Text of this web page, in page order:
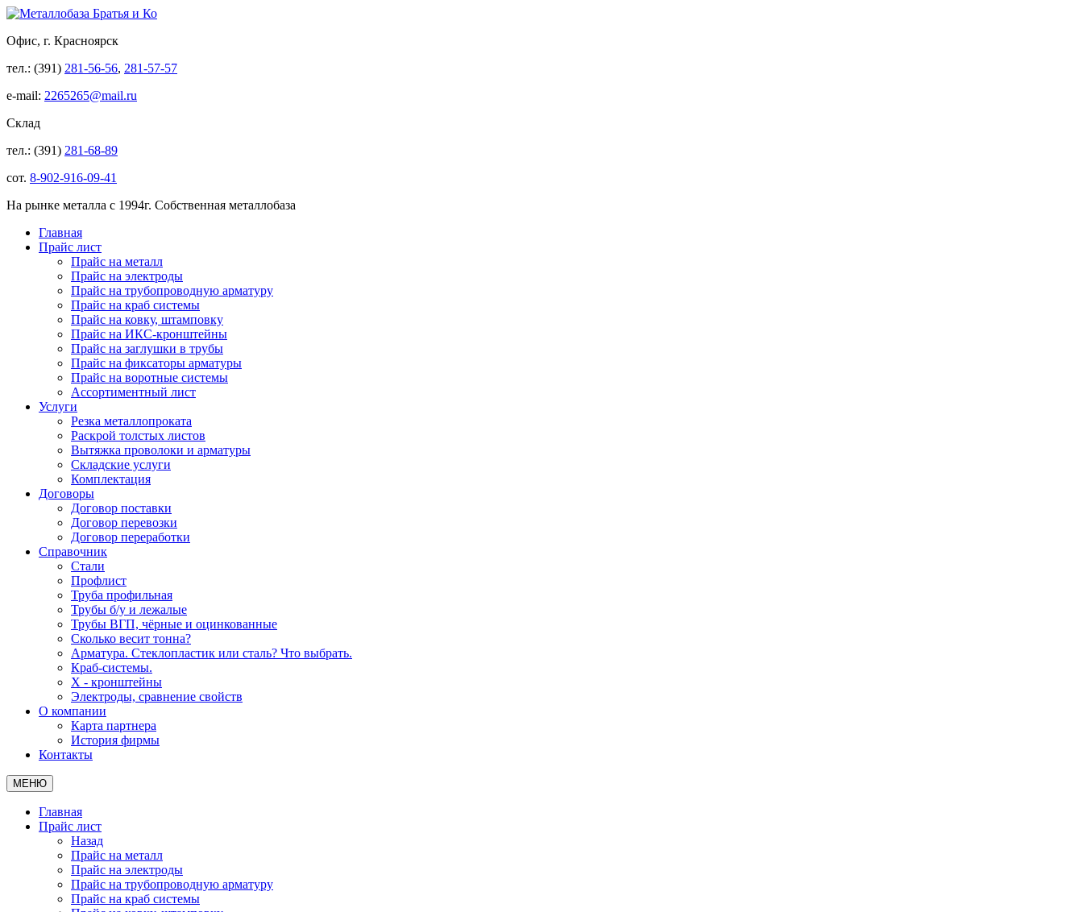
Офис, г. Красноярск
тел.: (391) 281-56-56, 281-57-57
e-mail: 2265265@mail.ru
Склад
тел.: (391) 281-68-89
сот. 8-902-916-09-41
На рынке металла с 1994г. Собственная металлобаза
Главная
Прайс лист
Прайс на металл
Прайс на электроды
Прайс на трубопроводную арматуру
Прайс на краб системы
Прайс на ковку, штамповку
Прайс на ИКС-кронштейны
Прайс на заглушки в трубы
Прайс на фиксаторы арматуры
Прайс на воротные системы
Ассортиментный лист
Услуги
Резка металлопроката
Раскрой толстых листов
Вытяжка проволоки и арматуры
Складские услуги
Комплектация
Договоры
Договор поставки
Договор перевозки
Договор переработки
Справочник
Стали
Профлист
Труба профильная
Трубы б/у и лежалые
Трубы ВГП, чёрные и оцинкованные
Сколько весит тонна?
Арматура. Стеклопластик или сталь? Что выбрать.
Краб-системы.
Х - кронштейны
Электроды, сравнение свойств
О компании
Карта партнера
История фирмы
Контакты
МЕНЮ
Главная
Прайс лист
Назад
Прайс на металл
Прайс на электроды
Прайс на трубопроводную арматуру
Прайс на краб системы